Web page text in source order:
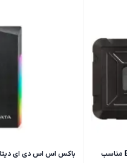
قاب اکسترنال ای دیتا مدل ED600 مناسب